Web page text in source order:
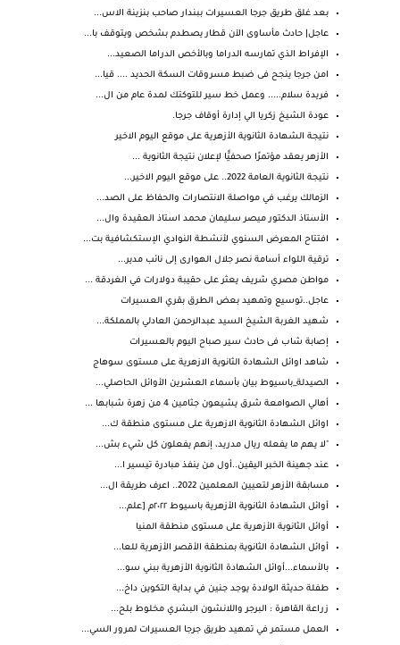
بعد غلق طريق جرجا العسيرات ببندار صاحب بنزينة الاس...
عاجل| حادث مأساوى الآن قطار يصطدم بشخص ويتوقف با...
الإفراط الذي تمارسه الدراما وبالأخص الدراما الصعيد...
امن جرجا ينجح فى ضبط مسروقات السكة الحديد .... قيا...
فريدة سلام..... وعمل خط سير للتوكتك لمدة عام من ال...
عودة الشيخ زكريا الي إدارة أوقاف جرجا.
نتيجة الشهادة الثانوية الأزهرية على موقع اليوم الاخير
الأزهر يعقد مؤتمرًا صحفيًّا لإعلان نتيجة الثانوية ...
نتيجة الثانوية العامة 2022.. على موقع اليوم الاخير...
الزمالك يرغب في مواصلة الانتصارات والحفاظ على الصد...
الأستاذ الدكتور ميصر سليمان محمد استاذ العقيدة وال...
افتتاح المعرض السنوي لأنشطة النوادي الإستكشافية بت...
ترقية اللواء أسامة نصر جلال الهوارى إلى نائب مدير...
مواطن مصري شريف يعثر على حقيبة دولارات في الغردقة ...
عاجل..توسيع وتمهيد بعض الطرق بقري العسيرات
شهيد الغربة الشيخ السيد عبدالرحمن العادلي بالمملكة...
إصابة شاب فى حادث سير صباح اليوم بالعسيرات
شاهد اوائل الشهادة الثانوية الازهرية على مستوى سوهاج
الصيدلة_باسيوط بيان بأسماء العشرين الأوائل الحاصلي...
أهالي الصوامعة شرق يشيعون جثامين 4 من زهرة شبابها ...
اوائل الشهادة الثانوية الازهرية على مستوى منطقة ك...
"لا يهم ما يفعله ريال مدريد، إنهم يفعلون كل شيء بش...
عند جهينة الخبر اليقين..أول من ينفذ مبادرة تيسير ا...
مسابقة الأزهر لتعيين المعلمين 2022.. اعرف طريقة ال...
أوائل الشهادة الثانوية الأزهرية باسيوط ٢٠٢٢م [علم...
أوائل الثانوية الأزهرية على مستوى منطقة المنيا
أوائل الشهادة الثانوية بمنطقة الأقصر الأزهرية للعا...
بالأسماء...أوائل الشهادة الثانوية الأزهرية ببني سو...
طفلة حديثة الولادة يوجد جنين في بداية التكوين داخ...
زراعة القاهرة : البرجر واللانشون البشري مخلوط بلح...
العمل مستمر في تمهيد طريق جرجا العسيرات لمرور السي...